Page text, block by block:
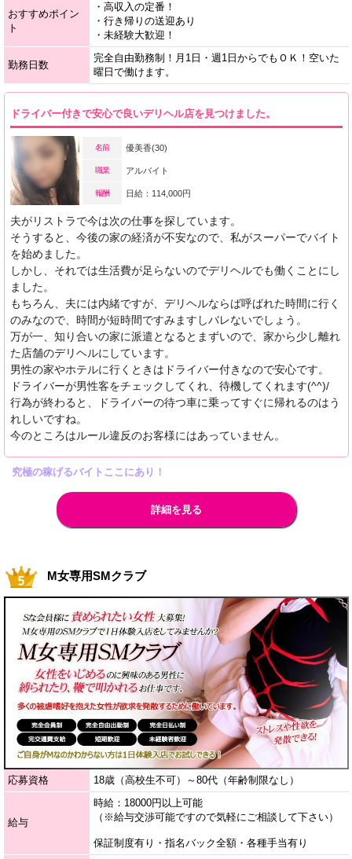
おすすめポイン
ト
・高収入の定番！
・行き帰りの送迎あり
・未経験大歓迎！
勤務日数
完全自由勤務制！月1日・週1日からでもＯＫ！空いた
曜日で働けます。
ドライバー付きで安心で良いデリヘル店を見つけました。
名前 優美香(30)
職業 アルバイト
報酬 日給：114,000円
夫がリストラで今は次の仕事を探しています。
そうすると、今後の家の経済が不安なので、私がスーパーでバイト
を始めました。
しかし、それでは生活費が足らないのでデリヘルでも働くことにし
ました。
もちろん、夫には内緒ですが、デリヘルならば呼ばれた時間に行く
のみなので、時間が短時間ですみますしバレないでしょう。
万が一、知り合いの家に派遣となるとまずいので、家から少し離れ
た店舗のデリヘルにしています。
男性の家やホテルに行くときはドライバー付きなので安心です。
ドライバーが男性客をチェックしてくれ、待機してくれます(^^)/
行為が終わると、ドライバーの待つ車に乗ってすぐに帰れるのはう
れしいですね。
今のところはルール違反のお客様にはあっていません。
究極の稼げるバイトここにあり！
詳細を見る
M女専用SMクラブ
応募資格 18歳（高校生不可）～80代（年齢制限なし）
給与
時給：18000円以上可能
（※給与交渉可能ですので気軽にご相談して下さい）
保証制度有り・指名バック全額・各種手当有り